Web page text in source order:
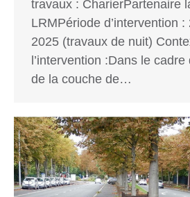
travaux : CharierPartenaire
LRMPériode d’intervention
2025 (travaux de nuit)
l’intervention :Dans le
de la couche de…